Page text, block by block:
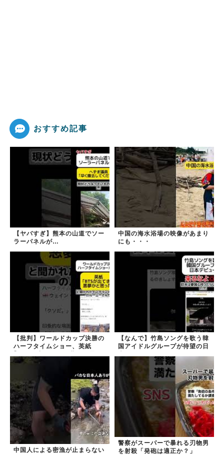
おすすめ記事
【ヤバすぎ】熊本の山道でソー
ラーパネルが…
中国の海水浴場の映像があまり
にも・・・
【批判】ワールドカップ決勝の
ハーフタイムショー、英紙
た｣
【なんで】竹島ソングを歌う韓
国アイドルグループが待望の日
中国人による密漁が止まらない
警察がスーパーで暴れる刃物男
を射殺「発砲は適正か？」